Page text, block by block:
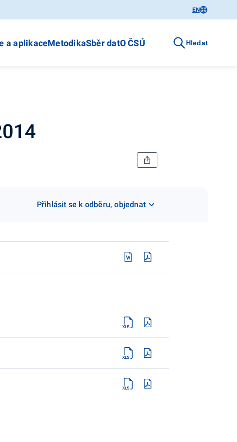
EN
a aplikaceMetodikaSběr datO ČSÚ Hledat
Přihlásit se k odběru, objednat